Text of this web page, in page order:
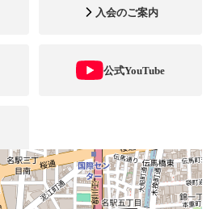
入会のご案内
公式YouTube
矯正診断料算定施設